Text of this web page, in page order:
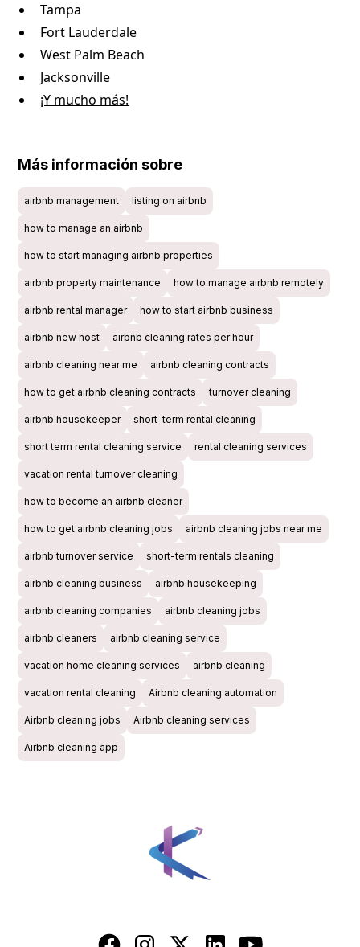
Tampa
Fort Lauderdale
West Palm Beach
Jacksonville
¡Y mucho más!
Más información sobre
airbnb management listing on airbnb
how to manage an airbnb
how to start managing airbnb properties
airbnb property maintenance how to manage airbnb remotely
airbnb rental manager how to start airbnb business
airbnb new host airbnb cleaning rates per hour
airbnb cleaning near me airbnb cleaning contracts
how to get airbnb cleaning contracts turnover cleaning
airbnb housekeeper short-term rental cleaning
short term rental cleaning service rental cleaning services
vacation rental turnover cleaning
how to become an airbnb cleaner
how to get airbnb cleaning jobs airbnb cleaning jobs near me
airbnb turnover service short-term rentals cleaning
airbnb cleaning business airbnb housekeeping
airbnb cleaning companies airbnb cleaning jobs
airbnb cleaners airbnb cleaning service
vacation home cleaning services airbnb cleaning
vacation rental cleaning Airbnb cleaning automation
Airbnb cleaning jobs Airbnb cleaning services
Airbnb cleaning app